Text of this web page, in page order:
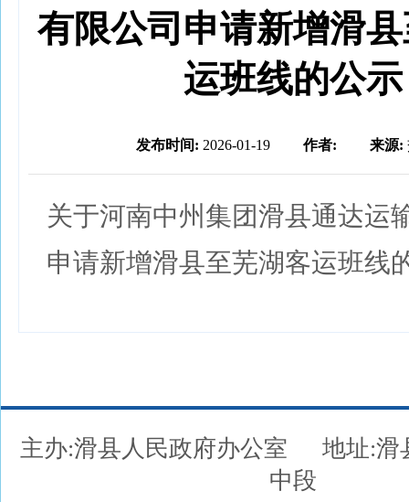
有限公司申请新增滑
运班线的公示
发布时间: 2026-01-19 作者: 来源:
关于河南中州集团滑县通达运
申请新增滑县至芜湖客运班线
主办:滑县人民政府办公室
地址:滑
中段